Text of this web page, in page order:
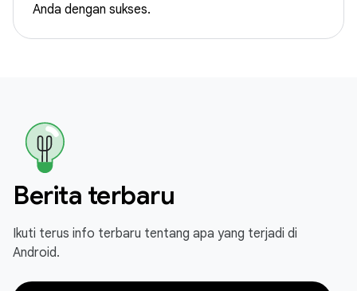
Anda dengan sukses.
Berita terbaru
Ikuti terus info terbaru tentang apa yang terjadi di
Android.